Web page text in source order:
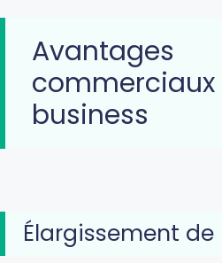
Avantages
commerciaux
business
Élargissement de